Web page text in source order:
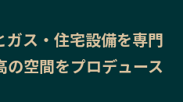
群馬エリア
千葉エリア
ス・住宅設備を専門
の空間をプロデュース